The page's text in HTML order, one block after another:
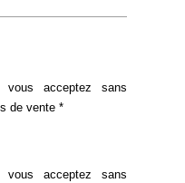
acceptez sans
de vente *
acceptez sans